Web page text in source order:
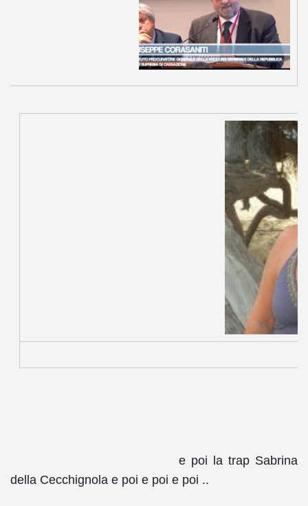
e poi la trap Sabrina
della Cecchignola e poi e poi e poi ..